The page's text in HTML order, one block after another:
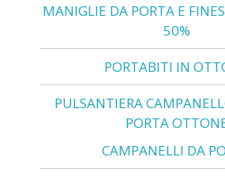
MANIGLIE DA PORTA E
50%
PORTABITI IN
PULSANTIERA
PORTA
CAMPANELLI DA